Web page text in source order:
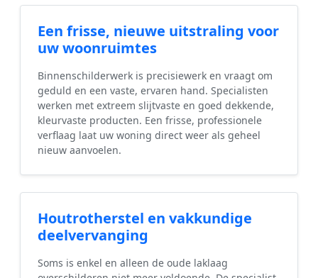
Een frisse, nieuwe uitstraling voor
uw woonruimtes
Binnenschilderwerk is precisiewerk en vraagt om
geduld en een vaste, ervaren hand. Specialisten
werken met extreem slijtvaste en goed dekkende,
kleurvaste producten. Een frisse, professionele
verflaag laat uw woning direct weer als geheel
nieuw aanvoelen.
Houtrotherstel en vakkundige
deelvervanging
Soms is enkel en alleen de oude laklaag